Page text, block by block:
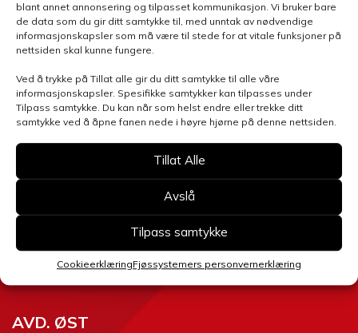
blant annet annonsering og tilpasset kommunikasjon. Vi bruker bare
de data som du gir ditt samtykke til, med unntak av nødvendige
informasjonskapsler som må være til stede for at vitale funksjoner på
nettsiden skal kunne fungere.
Ved å trykke på Tillat alle gir du ditt samtykke til alle våre
informasjonskapsler. Spesifikke samtykker kan tilpasses under
Tilpass samtykke. Du kan når som helst endre eller trekke ditt
samtykke ved å åpne fanen nede i høyre hjørne på denne nettsiden.
Tillat Alle
Avslå
Tilpass samtykke
CookieerklæringFjøssystemers personvernerklæring
Henvendelsen gjelder
Velg avdeling
AVD. ØST